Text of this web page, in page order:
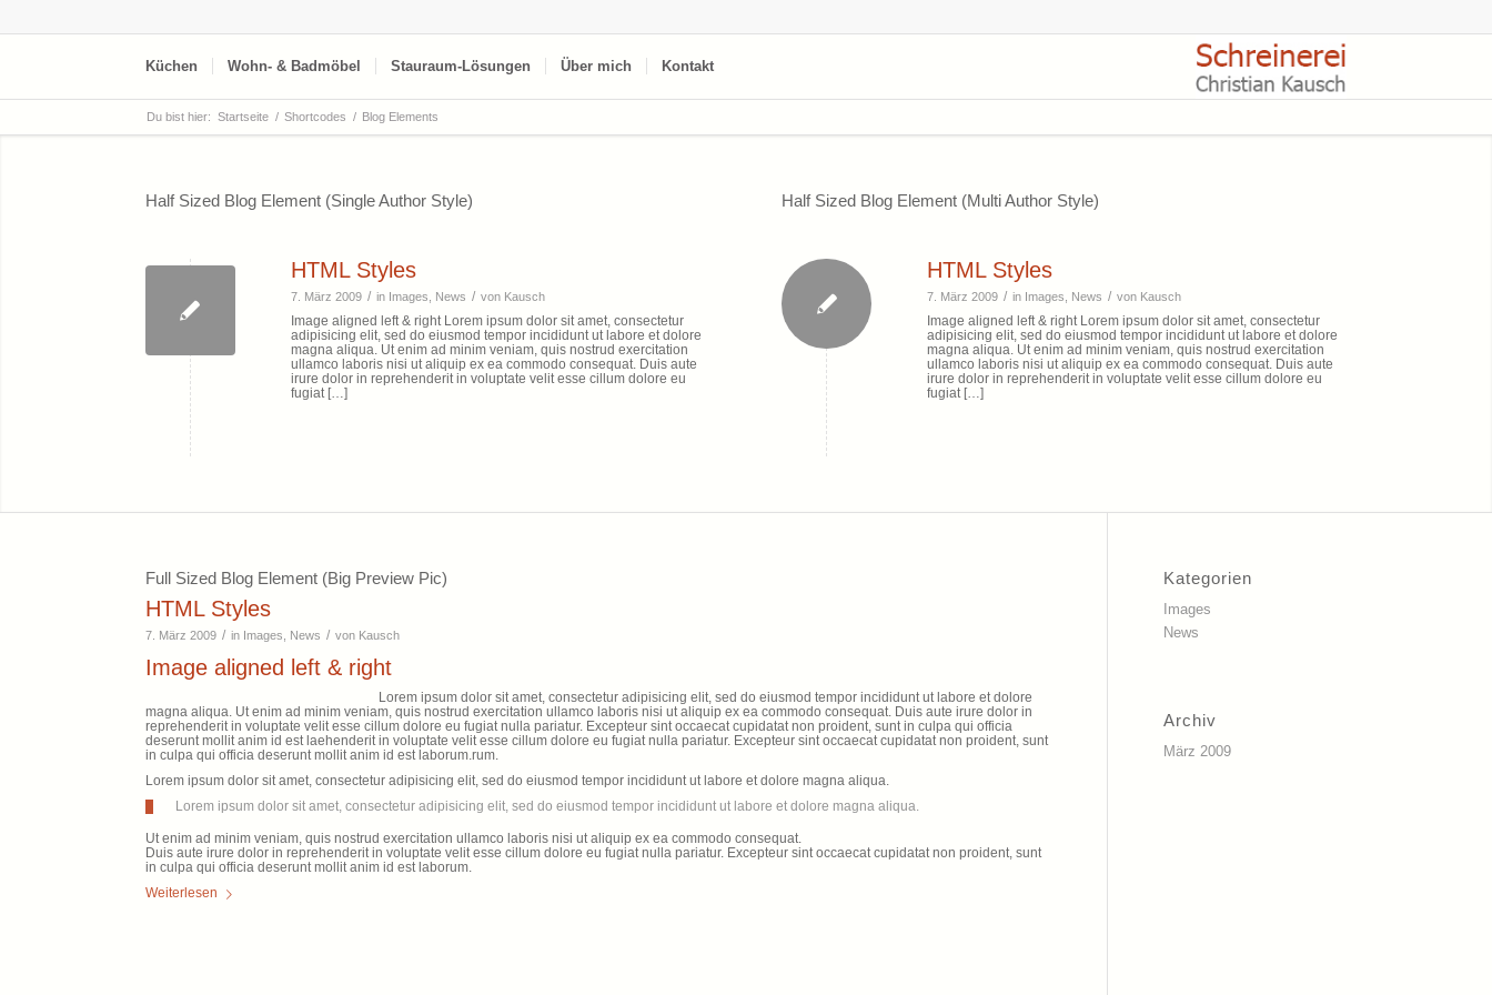
Küchen Wohn- & Badmöbel Stauraum-Lösungen Über mich Kontakt
Du bist hier: Startseite / Shortcodes / Blog Elements
Half Sized Blog Element (Single Author Style) Half Sized Blog Element (Multi Author Style)
HTML Styles
7. März 2009 / in Images News / von Kausch
Image aligned left & right Lorem ipsum dolor sit amet, consectetur
adipisicing elit, sed do eiusmod tempor incididunt ut labore et dolore
magna aliqua. Ut enim ad minim veniam, quis nostrud exercitation
ullamco laboris nisi ut aliquip ex ea commodo consequat. Duis aute
irure dolor in reprehenderit in voluptate velit esse cillum dolore eu
fugiat […]
HTML Styles
7. März 2009 / in Images News / von Kausch
Image aligned left & right Lorem ipsum dolor sit amet, consectetur
adipisicing elit, sed do eiusmod tempor incididunt ut labore et dolore
magna aliqua. Ut enim ad minim veniam, quis nostrud exercitation
ullamco laboris nisi ut aliquip ex ea commodo consequat. Duis aute
irure dolor in reprehenderit in voluptate velit esse cillum dolore eu
fugiat […]
Full Sized Blog Element (Big Preview Pic)
HTML Styles
7. März 2009 / in Images News / von Kausch
Image aligned left & right
Lorem ipsum dolor sit amet, consectetur adipisicing elit, sed do eiusmod tempor incididunt ut labore et dolore
magna aliqua. Ut enim ad minim veniam, quis nostrud exercitation ullamco laboris nisi ut aliquip ex ea commodo consequat. Duis aute irure dolor in
reprehenderit in voluptate velit esse cillum dolore eu fugiat nulla pariatur. Excepteur sint occaecat cupidatat non proident, sunt in culpa qui officia
deserunt mollit anim id est laehenderit in voluptate velit esse cillum dolore eu fugiat nulla pariatur. Excepteur sint occaecat cupidatat non proident, sunt
in culpa qui officia deserunt mollit anim id est laborum.rum.
Lorem ipsum dolor sit amet, consectetur adipisicing elit, sed do eiusmod tempor incididunt ut labore et dolore magna aliqua.
Lorem ipsum dolor sit amet, consectetur adipisicing elit, sed do eiusmod tempor incididunt ut labore et dolore magna aliqua.
Ut enim ad minim veniam, quis nostrud exercitation ullamco laboris nisi ut aliquip ex ea commodo consequat.
Duis aute irure dolor in reprehenderit in voluptate velit esse cillum dolore eu fugiat nulla pariatur. Excepteur sint occaecat cupidatat non proident, sunt
in culpa qui officia deserunt mollit anim id est laborum.
Weiterlesen
Kategorien
Images
News
Archiv
März 2009